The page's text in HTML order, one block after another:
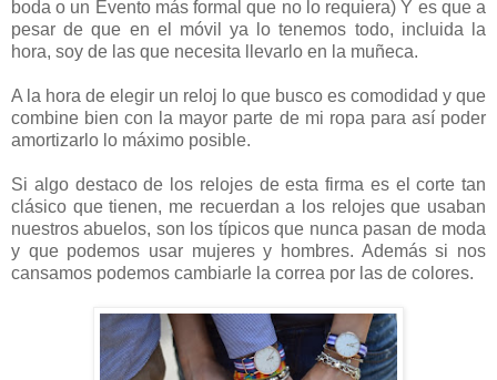
boda o un Evento más formal que no lo requiera) Y es que a
pesar de que en el móvil ya lo tenemos todo, incluida la
hora, soy de las que necesita llevarlo en la muñeca.
A la hora de elegir un reloj lo que busco es comodidad y que
combine bien con la mayor parte de mi ropa para así poder
amortizarlo lo máximo posible.
Si algo destaco de los relojes de esta firma es el corte tan
clásico que tienen, me recuerdan a los relojes que usaban
nuestros abuelos, son los típicos que nunca pasan de moda
y que podemos usar mujeres y hombres. Además si nos
cansamos podemos cambiarle la correa por las de colores.